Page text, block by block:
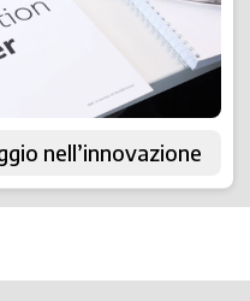
nell’innovazione